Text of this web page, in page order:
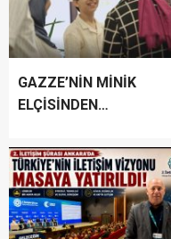
GAZZE’NİN MİNİK
ELÇİSİNDEN
DUYGUSAL MESAJ:
“BURASI BENİM İKİNCİ
EVİM”